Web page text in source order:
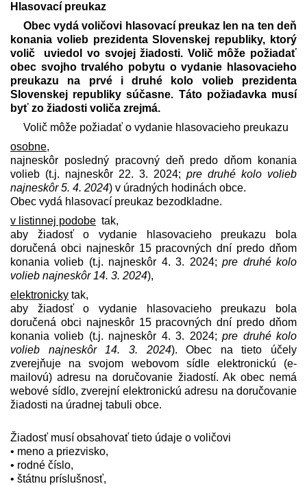
Hlasovací preukaz
Obec vydá voličovi hlasovací preukaz len na ten deň
konania volieb prezidenta Slovenskej republiky, ktorý
volič uviedol vo svojej žiadosti. Volič môže požiadať
obec svojho trvalého pobytu o vydanie hlasovacieho
preukazu na prvé i druhé kolo volieb prezidenta
Slovenskej republiky súčasne. Táto požiadavka musí
byť zo žiadosti voliča zrejmá.
Volič môže požiadať o vydanie hlasovacieho preukazu
osobne,
najneskôr posledný pracovný deň predo dňom konania
volieb (t.j. najneskôr 22. 3. 2024; pre druhé kolo volieb
najneskôr 5. 4. 2024) v úradných hodinách obce.
Obec vydá hlasovací preukaz bezodkladne.
v listinnej podobe tak,
aby žiadosť o vydanie hlasovacieho preukazu bola
doručená obci najneskôr 15 pracovných dní predo dňom
konania volieb (t.j. najneskôr 4. 3. 2024;pre druhé kolo
volieb najneskôr 14. 3. 2024),
elektronicky tak,
aby žiadosť o vydanie hlasovacieho preukazu bola
doručená obci najneskôr 15 pracovných dní predo dňom
konania volieb (t.j. najneskôr 4. 3. 2024; pre druhé kolo
volieb najneskôr 14. 3. 2024). Obec na tieto účely
zverejňuje na svojom webovom sídle elektronickú (e-
mailovú) adresu na doručovanie žiadostí. Ak obec nemá
webové sídlo, zverejní elektronickú adresu na doručovanie
žiadosti na úradnej tabuli obce.
Žiadosť musí obsahovať tieto údaje o voličovi
• meno a priezvisko,
• rodné číslo,
• štátnu príslušnosť,